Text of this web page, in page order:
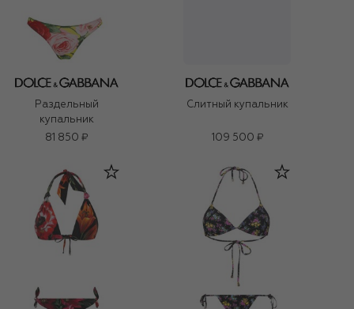
Раздельный
купальник
81 850 ₽
Слитный купальник
109 500 ₽